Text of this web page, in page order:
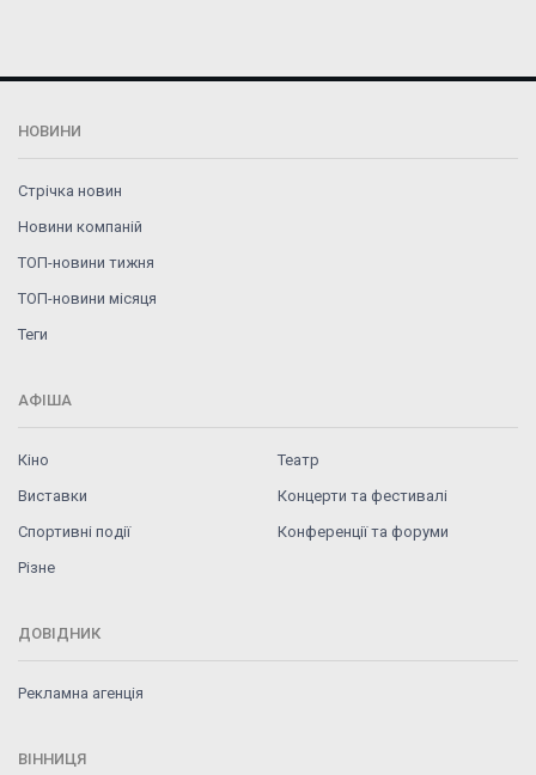
НОВИНИ
Стрічка новин
Новини компаній
ТОП-новини тижня
ТОП-новини місяця
Теги
АФІША
Кіно
Театр
Виставки
Концерти та фестивалі
Спортивні події
Конференції та форуми
Різне
ДОВІДНИК
Рекламна агенція
ВІННИЦЯ